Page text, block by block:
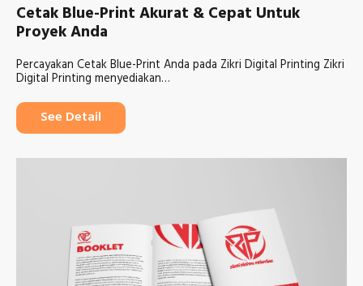
Cetak Blue-Print Akurat & Cepat Untuk
Proyek Anda
Percayakan Cetak Blue-Print Anda pada Zikri Digital Printing Zikri
Digital Printing menyediakan…
See Detail